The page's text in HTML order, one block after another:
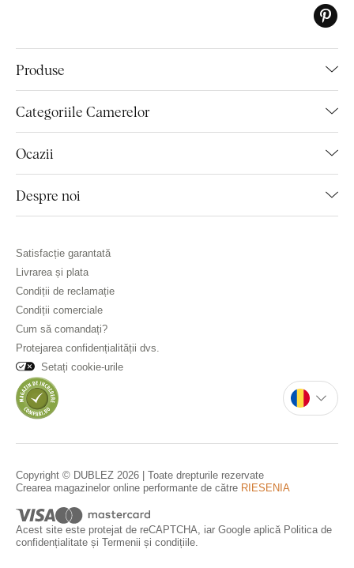
Produse
Categoriile Camerelor
Ocazii
Despre noi
Satisfacție garantată
Livrarea și plata
Condiții de reclamație
Condiții comerciale
Cum să comandați?
Protejarea confidențialității dvs.
Setați cookie-urile
Copyright © DUBLEZ 2026 | Toate drepturile rezervate
Crearea magazinelor online performante de către RIESENIA
Acest site este protejat de reCAPTCHA, iar Google aplică Politica de
confidențialitate și Termenii și condițiile